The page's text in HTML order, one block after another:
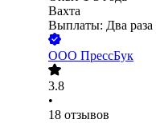
Вахта
Выплаты: Два раза
ООО ПрессБук
3.8
•
18 отзывов